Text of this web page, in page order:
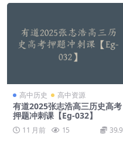
高中历史 高中资源
有道2025张志浩高三历史高考
押题冲刺课【Eg-032】
11 月前 15 39.9